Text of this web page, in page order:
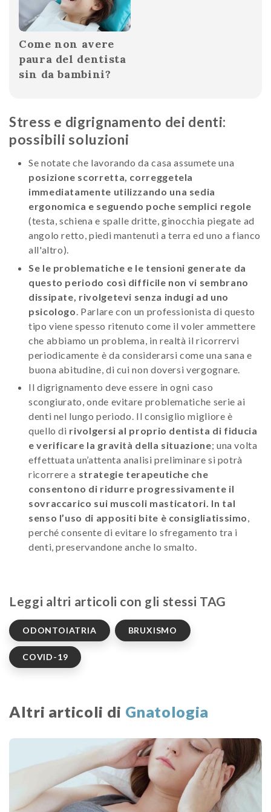
Come non avere
paura del dentista
sin da bambini?
Stress e digrignamento dei denti:
possibili soluzioni
Se notate che lavorando da casa assumete una
posizione scorretta, correggetela
immediatamente utilizzando una sedia
ergonomica e seguendo poche semplici regole
(testa, schiena e spalle dritte, ginocchia piegate ad
angolo retto, piedi mantenuti a terra ed uno a fianco
all'altro).
Se le problematiche e le tensioni generate da
questo periodo così difficile non vi sembrano
dissipate, rivolgetevi senza indugi ad uno
psicologo . Parlare con un professionista di questo
tipo viene spesso ritenuto come il voler ammettere
che abbiamo un problema, in realtà il ricorrervi
periodicamente è da considerarsi come una sana e
buona abitudine, di cui non doversi vergognare.
Il digrignamento deve essere in ogni caso
scongiurato, onde evitare problematiche serie ai
denti nel lungo periodo. Il consiglio migliore è
quello di rivolgersi al proprio dentista di fiducia
e verificare la gravità della situazione; una volta
effettuata un’attenta analisi preliminare si potrà
ricorrere a strategie terapeutiche che
consentono di ridurre progressivamente il
sovraccarico sui muscoli masticatori. In tal
senso l’uso di appositi bite è consigliatissimo,
perché consente di evitare lo sfregamento tra i
denti, preservandone anche lo smalto.
Leggi altri articoli con gli stessi TAG
ODONTOIATRIA BRUXISMO
COVID-19
Altri articoli di Gnatologia